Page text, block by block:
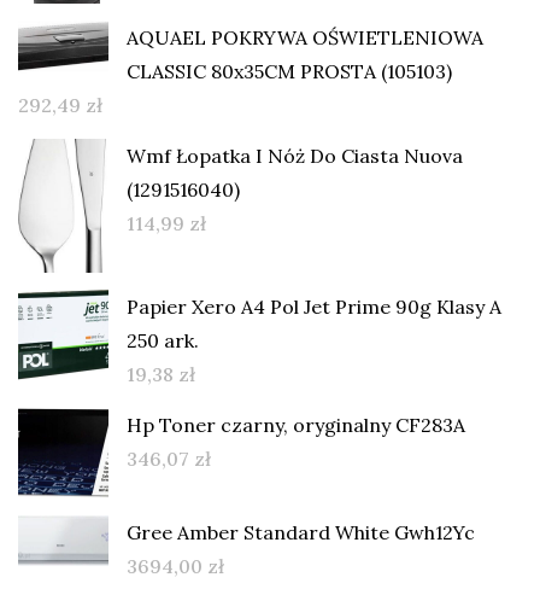
AQUAEL POKRYWA OŚWIETLENIOWA
CLASSIC 80x35CM PROSTA (105103)
292,49 zł
Wmf Łopatka I Nóż Do Ciasta Nuova
(1291516040)
114,99 zł
Papier Xero A4 Pol Jet Prime 90g Klasy A
250 ark.
19,38 zł
Hp Toner czarny, oryginalny CF283A
346,07 zł
Gree Amber Standard White Gwh12Yc
3694,00 zł